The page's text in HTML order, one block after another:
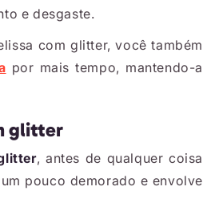
e desgaste.
com glitter, você também
por mais tempo, mantendo-a
glitter
, antes de qualquer coisa
pouco demorado e envolve